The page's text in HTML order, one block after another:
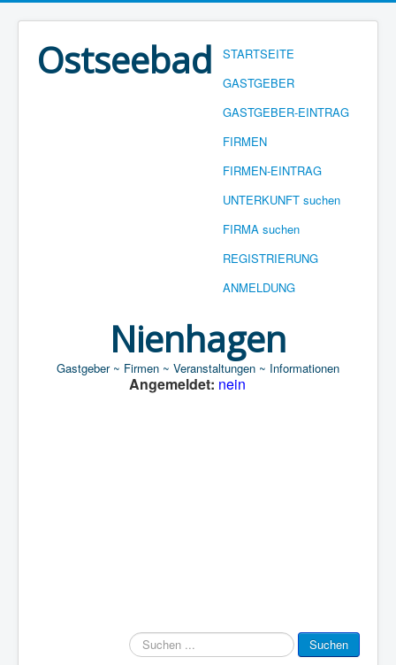
STARTSEITE
GASTGEBER
GASTGEBER-EINTRAG
FIRMEN
FIRMEN-EINTRAG
UNTERKUNFT suchen
FIRMA suchen
REGISTRIERUNG
ANMELDUNG
Ostseebad
Nienhagen
Gastgeber ~ Firmen ~ Veranstaltungen ~ Informationen
Angemeldet: nein
Suchen
...
Suchen